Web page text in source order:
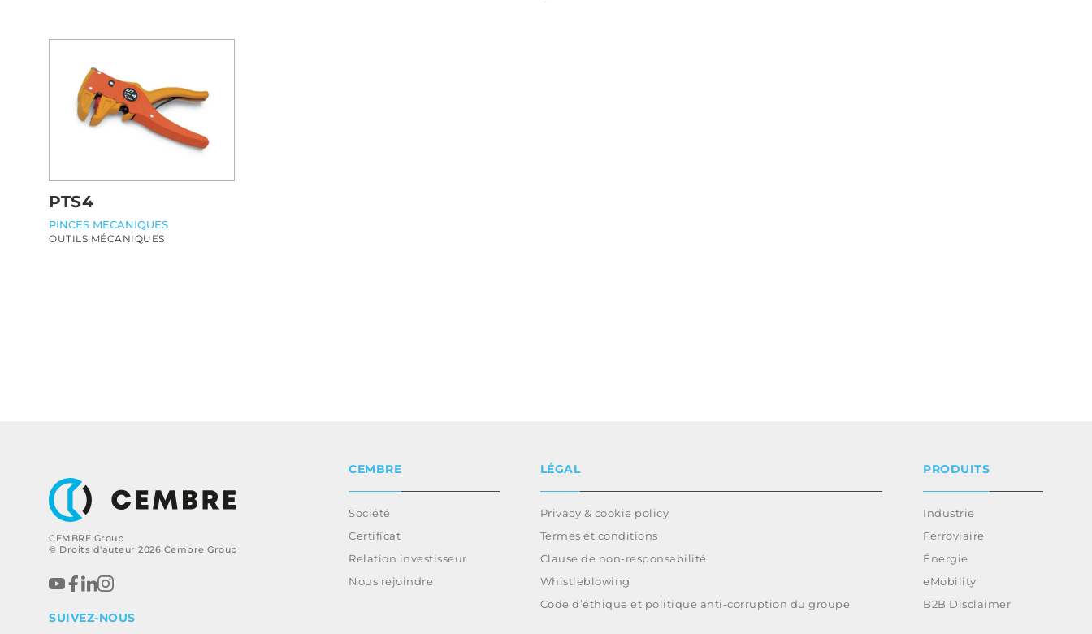
PTS4
PINCES MECANIQUES
OUTILS MÉCANIQUES
CEMBRE Group
© Droits d'auteur 2026 Cembre Group
CEMBRE
Société
Certificat
Relation investisseur
Nous rejoindre
LÉGAL
Privacy & cookie policy
Termes et conditions
Clause de non-responsabilité
Whistleblowing
Code d’éthique et politique anti-corruption du groupe
PRODUITS
Industrie
Ferroviaire
Énergie
eMobility
B2B Disclaimer
SUIVEZ-NOUS